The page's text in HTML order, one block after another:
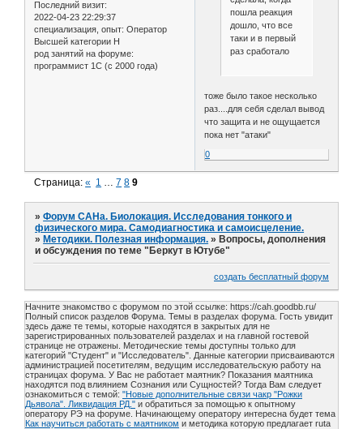
Последний визит:
2022-04-23 22:29:37
специализация, опыт: Оператор
Высшей категории Н
род занятий на форуме:
программист 1С (с 2000 года)
пошла реакция
дошло, что все
таки и в первый
раз сработало
тоже было такое несколько
раз....для себя сделал вывод
что защита и не ощущается
пока нет "атаки"
0
Страница:« 1 … 7 8 9
»Форум САНа. Биолокация. Исследования тонкого и
физического мира. Самодиагностика и самоисцеление.
» Методики. Полезная информация. » Вопросы, дополнения
и обсуждения по теме "Беркут в Ютубе"
создать бесплатный форум
Начните знакомство с форумом по этой ссылке: https://cah.goodbb.ru/
Полный список разделов Форума. Темы в разделах форума. Гость увидит
здесь даже те темы, которые находятся в закрытых для не
зарегистрированных пользователей разделах и на главной гостевой
странице не отражены. Методические темы доступны только для
категорий "Студент" и "Исследователь". Данные категории присваиваются
администрацией посетителям, ведущим исследовательскую работу на
страницах форума. У Вас не работает маятник? Показания маятника
находятся под влиянием Сознания или Сущностей? Тогда Вам следует
ознакомиться с темой: "Новые дополнительные связи чакр "Рожки
Дьявола". Ликвидация РД." и обратиться за помощью к опытному
оператору РЭ на форуме. Начинающему оператору интересна будет тема
Как научиться работать с маятником и методика которую предлагает ruta